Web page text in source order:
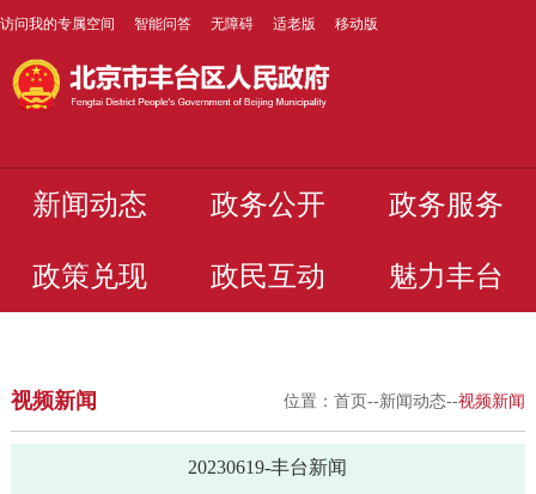
访问我的专属空间 智能问答 无障碍 适老版 移动版
新闻动态 政务公开 政务服务
政策兑现 政民互动 魅力丰台
视频新闻 位置：首页--新闻动态--视频新闻
20230619-丰台新闻